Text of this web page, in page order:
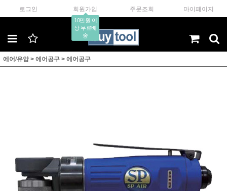
로그인 회원가입
10만원 이
상 무료배
송
주문조회 마이페이지
에어/유압 > 에어공구 > 에어공구